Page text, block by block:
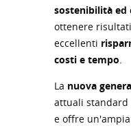
sostenibilità ed
ottenere
eccellenti
costi e tempo.
La nuova
attuali
e offre